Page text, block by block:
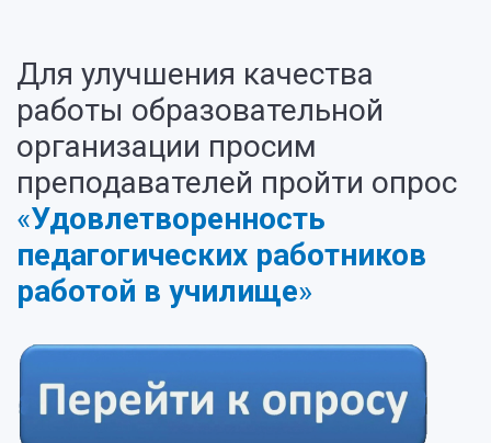
Для улучшения качества
работы образовательной
организации просим
преподавателей пройти опрос
«Удовлетворенность
педагогических работников
работой в училище»